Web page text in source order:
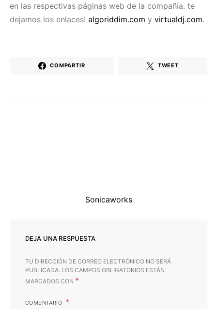
en las respectivas páginas web de la compañía. te
dejamos los enlaces! algoriddim.com y virtualdj.com.
COMPARTIR TWEET
Sonicaworks
DEJA UNA RESPUESTA
TU DIRECCIÓN DE CORREO ELECTRÓNICO NO SERÁ
PUBLICADA. LOS CAMPOS OBLIGATORIOS ESTÁN
MARCADOS CON *
COMENTARIO